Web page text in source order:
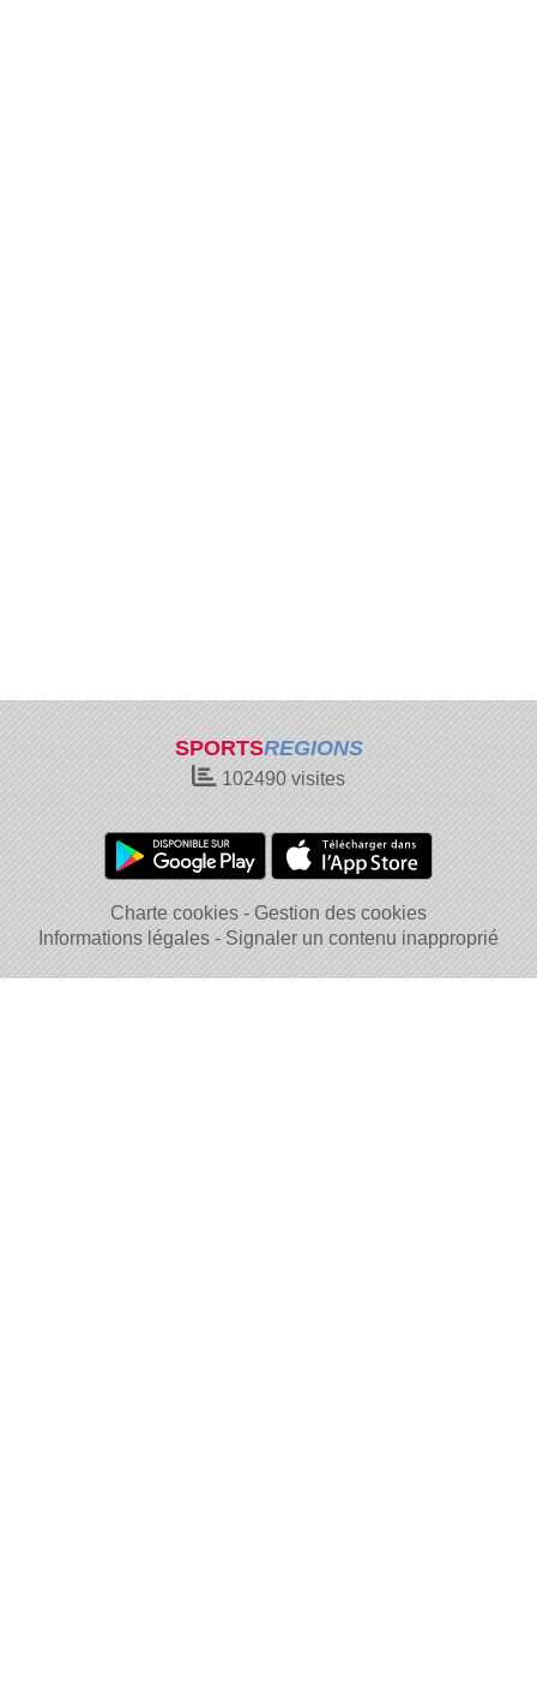
SPORTSREGIONS
102490 visites
Charte cookies
Gestion des cookies
Informations légales
Signaler un contenu inapproprié